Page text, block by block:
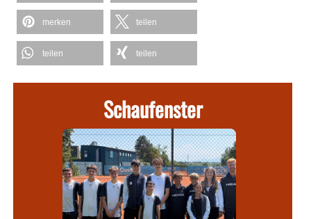
merken teilen
teilen teilen
Schaufenster